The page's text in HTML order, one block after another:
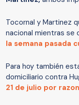
Tocornal y Martinez
nacional mientras se
la semana pasada
Para hoy también
domiciliario contra
21 de julio por